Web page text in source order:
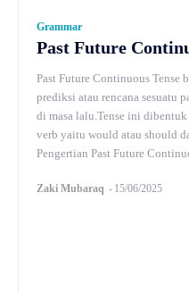
Grammar
Past Future
Past Future Continuous Tense
prediksi atau rencana sesuatu
di masa lalu.Tense ini
verb yaitu would atau should
Pengertian Past Future
Zaki Mubaraq - 15/06/2025